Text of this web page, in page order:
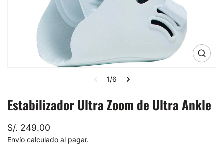
Abrir
vista
de
1/6
Estabilizador Ultra Zoom de Ultra Ankle
Precio
normal
S/. 249.00
Envío calculado al pagar.